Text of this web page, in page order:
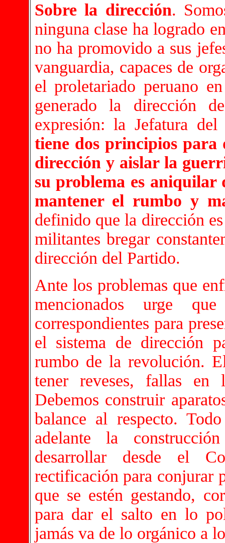
Sobre la dirección.
ninguna clase ha logrado
no ha promovido a sus
vanguardia, capaces de
el proletariado peruano
generado la dirección
expresión: la Jefatura del
tiene dos principios
dirección y aislar la
su problema es aniquilar
mantener el rumbo y
definido que la dirección
militantes bregar
dirección del Partido.
Ante los problemas que
mencionados urge
correspondientes para
el sistema de dirección
rumbo de la revolución.
tener reveses, fallas
Debemos construir
balance al respecto.
adelante la
desarrollar desde el
rectificación para conjurar
que se estén gestando,
para dar el salto en lo
jamás va de lo orgánico a